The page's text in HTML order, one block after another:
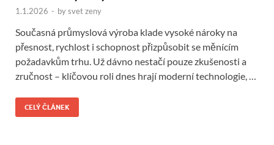
1.1.2026 - bysvet zeny
Současná průmyslová výroba klade vysoké nároky na
přesnost, rychlost i schopnost přizpůsobit se měnícím
požadavkům trhu. Už dávno nestačí pouze zkušenosti a
zručnost – klíčovou roli dnes hrají moderní technologie, …
CELÝ ČLÁNEK